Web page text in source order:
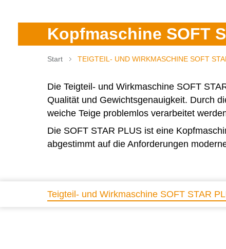
Kopfmaschine SOFT
Start TEIGTEIL- UND WIRKMASCHINE SOFT
Die Teigteil- und Wirkmaschine SOFT
Qualität und Gewichtsgenauigkeit. Durch
weiche Teige problemlos verarbeitet
Die SOFT STAR PLUS ist eine
abgestimmt auf die Anforderungen
Teigteil- und Wirkmaschine SOFT STAR